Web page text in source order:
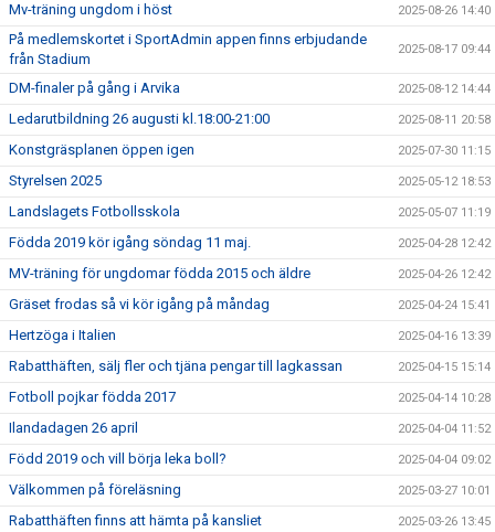
Mv-träning ungdom i höst 2025-08-26 14:40
På medlemskortet i SportAdmin appen finns erbjudande
från Stadium
2025-08-17 09:44
DM-finaler på gång i Arvika 2025-08-12 14:44
Ledarutbildning 26 augusti kl.18:00-21:00 2025-08-11 20:58
Konstgräsplanen öppen igen 2025-07-30 11:15
Styrelsen 2025 2025-05-12 18:53
Landslagets Fotbollsskola 2025-05-07 11:19
Födda 2019 kör igång söndag 11 maj. 2025-04-28 12:42
MV-träning för ungdomar födda 2015 och äldre 2025-04-26 12:42
Gräset frodas så vi kör igång på måndag 2025-04-24 15:41
Hertzöga i Italien 2025-04-16 13:39
Rabatthäften, sälj fler och tjäna pengar till lagkassan 2025-04-15 15:14
Fotboll pojkar födda 2017 2025-04-14 10:28
Ilandadagen 26 april 2025-04-04 11:52
Född 2019 och vill börja leka boll? 2025-04-04 09:02
Välkommen på föreläsning 2025-03-27 10:01
Rabatthäften finns att hämta på kansliet 2025-03-26 13:45